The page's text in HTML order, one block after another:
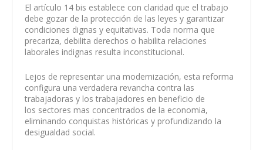
El artículo 14 bis establece con claridad que el trabajo
debe gozar de la protección de las leyes y garantizar
condiciones dignas y equitativas. Toda norma que
precariza, debilita derechos o habilita relaciones
laborales indignas resulta inconstitucional.
Lejos de representar una modernización, esta reforma
configura una verdadera revancha contra las
trabajadoras y los trabajadores en beneficio de
los sectores mas concentrados de la economia,
eliminando conquistas históricas y profundizando la
desigualdad social.